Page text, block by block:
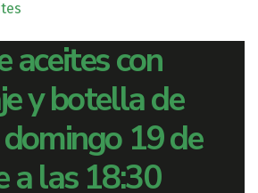
aceites con
y botella de
19 de
a las 18:30